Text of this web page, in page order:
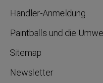
Händler-Anmeldung
Paintballs und die
Sitemap
Newsletter